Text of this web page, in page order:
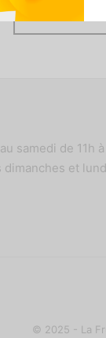
samedi de 11h
dimanches et
© 2025 - La